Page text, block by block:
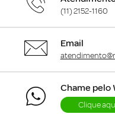
(11) 2152-1160
Email
Chame pelo
Clique